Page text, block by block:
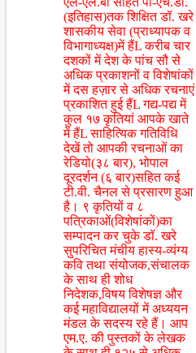
(इतिहास)तक शिक्षित डॉ. खरे
शासकीय सेवा (प्राध्यापक व
विभागाध्यक्ष)में हैंL करीब चार
दशकों में देश के पांच सौ से
अधिक प्रकाशनों व विशेषांकों
में दस हज़ार से अधिक रचनाएं
प्रकाशित हुई हैंL गद्य-पद्य में
कुल १७ कृतियां आपके खाते
में हैंL साहित्यिक गतिविधि
देखें तो आपकी रचनाओं का
रेडियो(३८ बार), भोपाल
दूरदर्शन (६ बार)सहित कई
टी.वी. चैनल से प्रसारण हुआ
है। ९ कृतियों व ८
पत्रिकाओं(विशेषांकों)का
सम्पादन कर चुके डॉ. खरे
सुपरिचित मंचीय हास्य-व्यंग्य
कवि तथा संयोजक,संचालक
के साथ ही शोध
निदेशक,विषय विशेषज्ञ और
कई महाविद्यालयों में अध्ययन
मंडल के सदस्य रहे हैं। आप
एम.ए. की पुस्तकों के लेखक